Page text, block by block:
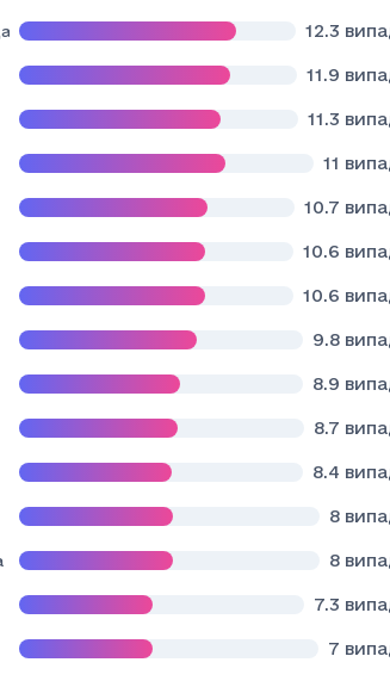
12.3
11.9
11.3
11
10.7
10.6
10.6
9.8
8.9
8.7
8.4
8
8
7.3
7